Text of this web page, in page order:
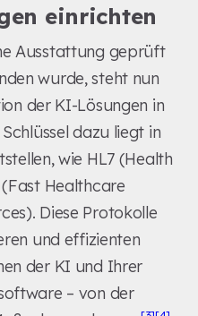
einrichten
Ausstattung geprüft
wurde, steht nun
der KI-Lösungen in
dazu liegt in
wie HL7 (Health
Healthcare
Diese Protokolle
und effizienten
der KI und Ihrer
– von der